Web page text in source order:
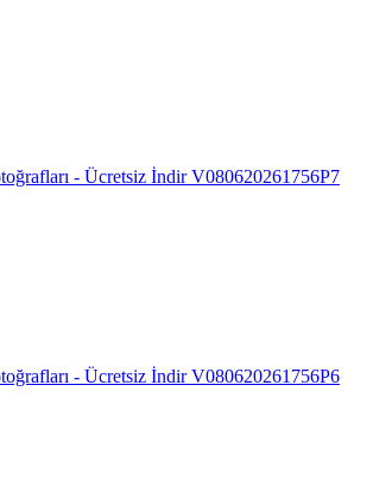
- Ücretsiz İndir V080620261756P7
- Ücretsiz İndir V080620261756P6